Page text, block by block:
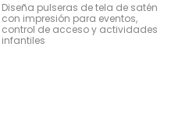
Diseña pulseras de tela de satén
con impresión para eventos,
control de acceso y actividades
infantiles